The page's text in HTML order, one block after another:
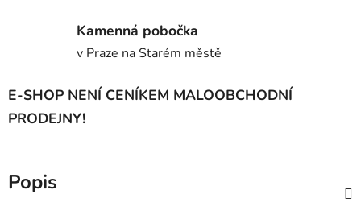
Kamenná pobočka
v Praze na Starém městě
E-SHOP NENÍ CENÍKEM MALOOBCHODNÍ
PRODEJNY!
Popis